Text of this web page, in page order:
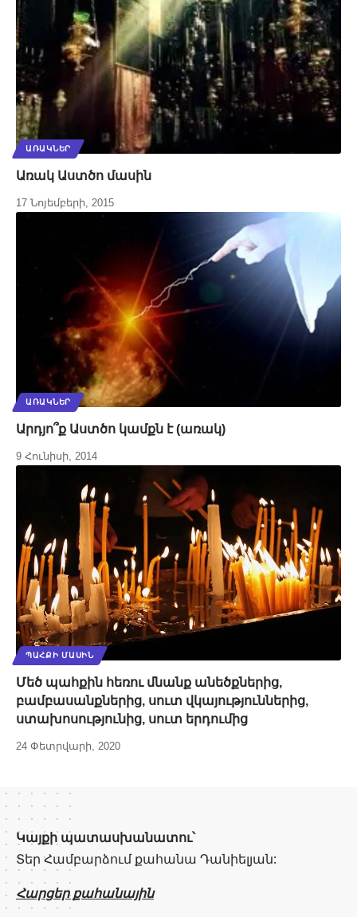
ԱՌԱԿՆԵՐ
Առակ Աստծո մասին
17 Նոյեմբերի, 2015
ԱՌԱԿՆԵՐ
Արդյո՞ք Աստծո կամքն է (առակ)
9 Հունիսի, 2014
ՊԱՀՔԻ ՄԱՍԻՆ
Մեծ պահքին հեռու մնանք անեծքներից,
բամբասանքներից, սուտ վկայություններից,
ստախոսությունից, սուտ երդումից
24 Փետրվարի, 2020
Կայքի պատասխանատու՝
Տեր Համբարձում քահանա Դանիելյան:
Հարցեր քահանային